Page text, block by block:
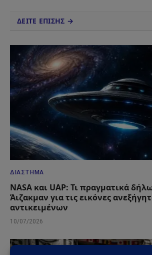
ΔΕΙΤΕ ΕΠΙΣΗΣ →
ΔΙΆΣΤΗΜΑ
NASA και UAP: Τι πραγματικά
Άιζακμαν για τις εικόνες
αντικειμένων
10/07/2026